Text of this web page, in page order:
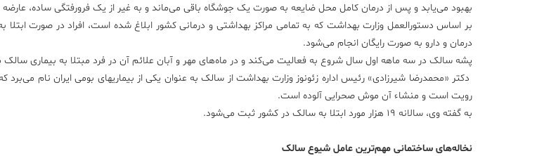
بهبود می‌یابد و پس از درمان کامل محل ضایعه به صورت یک جوشگاه باقی می‌ماند و به غیر از یک فرورفتگی ساده، عارضه‌
بر اساس دستورالعمل وزارت بهداشت که به تمامی مراکز بهداشتی و درمانی کشور ابلاغ شده است، افراد در صورت
درمان و دارو به صورت رایگان انجام می‌شود.
پشه سالک در سه ماهه اول سال شروع به فعالیت می‌کند و در ماه‌های مهر و آبان علائم آن در فرد مبتلا به بیماری
دکتر «محمدرضا شیرزادی» رئیس اداره زئونوز وزارت بهداشت از سالک به عنوان یکی از بیماریهای بومی ایران نام
رویت است و منشاء آن موش صحرایی آلوده است.
به گفته وی، سالانه ۱۹ هزار مورد ابتلا به سالک در کشور ثبت می‌شود.
نخاله‌های ساختمانی مهم‌ترین عامل شیوع سالک